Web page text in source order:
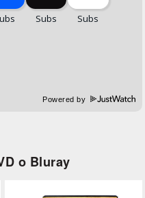
Powered by
o Bluray